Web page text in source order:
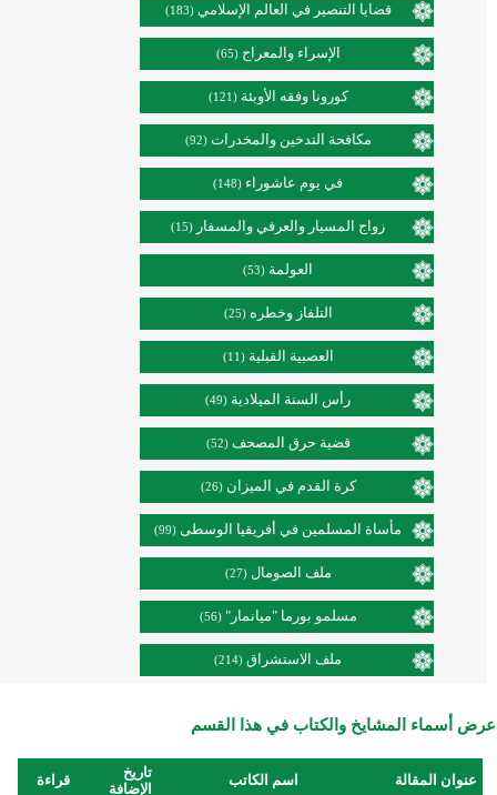
قضايا التنصير في العالم الإسلامي (183)
الإسراء والمعراج (65)
كورونا وفقه الأوبئة (121)
مكافحة التدخين والمخدرات (92)
في يوم عاشوراء (148)
زواج المسيار والعرفي والمسفار (15)
العولمة (53)
التلفاز وخطره (25)
العصبية القبلية (11)
رأس السنة الميلادية (49)
قضية حرق المصحف (52)
كرة القدم في الميزان (26)
مأساة المسلمين في أفريقيا الوسطى (99)
ملف الصومال (27)
مسلمو بورما "ميانمار" (56)
ملف الاستشراق (214)
عرض أسماء المشايخ والكتاب في هذا القسم
عنوان المقالة اسم الكاتب
تاريخ
الإضافة
قراءة